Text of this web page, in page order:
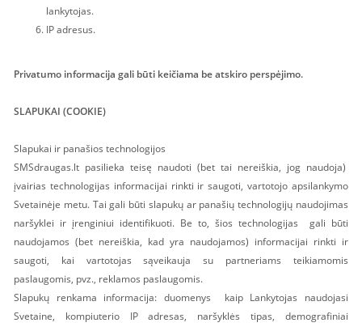
lankytojas.
IP adresus.
Privatumo informacija gali būti keičiama be atskiro perspėjimo.
SLAPUKAI (COOKIE)
Slapukai ir panašios technologijos
SMSdraugas.lt pasilieka teisę naudoti (bet tai nereiškia, jog naudoja)
įvairias technologijas informacijai rinkti ir saugoti, vartotojo apsilankymo
Svetainėje metu. Tai gali būti slapukų ar panašių technologijų naudojimas
naršyklei ir įrenginiui identifikuoti. Be to, šios technologijas gali būti
naudojamos (bet nereiškia, kad yra naudojamos) informacijai rinkti ir
saugoti, kai vartotojas sąveikauja su partneriams teikiamomis
paslaugomis, pvz., reklamos paslaugomis.
Slapukų renkama informacija: duomenys kaip Lankytojas naudojasi
Svetaine, kompiuterio IP adresas, naršyklės tipas, demografiniai